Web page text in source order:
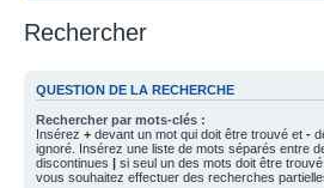
Rechercher
QUESTION DE LA RECHERCHE
Rechercher par mots-clés :
Insérez + devant un mot qui doit être trouvé et -
ignoré. Insérez une liste de mots séparés entre
discontinues | si seul un des mots doit être
vous souhaitez effectuer des recherches